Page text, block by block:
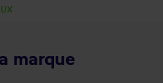
marque